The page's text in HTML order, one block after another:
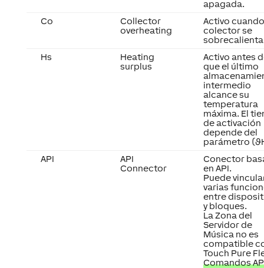
apagada.
Co
Collector
overheating
Activo
colector se
Hs
Heating
surplus
Activo antes
que el último
intermedio
alcance su
temperatura
máxima. El
de activación
depende del
parámetro
API
API
Connector
Conector
en API.
Puede
varias
entre
y bloques.
La Zona del
Servidor de
Música no es
compatible
Touch Pure
Comandos